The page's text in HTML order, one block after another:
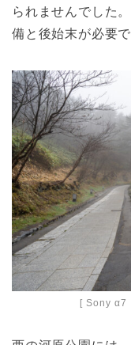
られませんでした
備と後始末が必要で
[ Sony α7